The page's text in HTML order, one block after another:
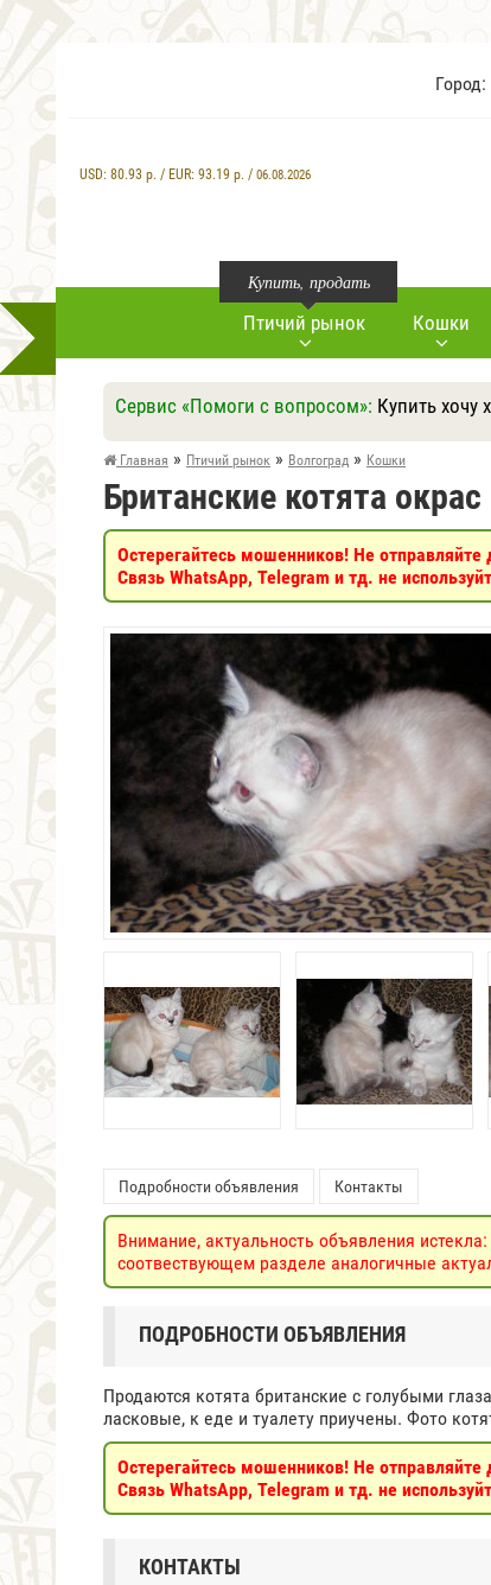
USD: 80.93 р. / EUR: 93.19 р. / 06.08.2026
Купить, продать
Птичий рынок Кошки
Сервис «Помоги с вопросом»: Купить хочу
Главная » Птичий рынок » Волгоград » Кошки
Британские котята
Остерегайтесь мошенников! Не отправляйте
Связь WhatsApp, Telegram и тд. не
Подробности объявления Контакты
Внимание, актуальность объявления
соотвествующем разделе аналогичные
ПОДРОБНОСТИ ОБЪЯВЛЕНИЯ
Продаются котята британские с голубыми
ласковые, к еде и туалету приучены. Фото
Остерегайтесь мошенников! Не отправляйте
Связь WhatsApp, Telegram и тд. не
КОНТАКТЫ